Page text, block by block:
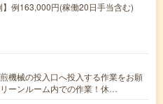
例163,000円(稼働20日手当含む)
機械の投入口へ投入する作業をお願
ーンルーム内での作業！休…